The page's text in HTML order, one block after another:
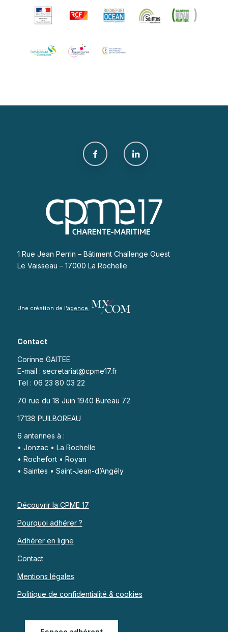
1 Rue Jean Perrin – Bâtiment Challenge Ouest
Le Vaisseau – 17000 La Rochelle
Une création de l’agence
Contact
Corinne GAITEE
E-mail : secretariat@cpme17.fr
Tel : 06 23 80 03 22
70 rue du 18 Juin 1940 Bureau 72
17138 PUILBOREAU
6 antennes à :
• Jonzac • La Rochelle
• Rochefort • Royan
• Saintes • Saint-Jean-d’Angély
Découvrir la CPME 17
Pourquoi adhérer ?
Adhérer en ligne
Contact
Mentions légales
Politique de confidentialité & cookies